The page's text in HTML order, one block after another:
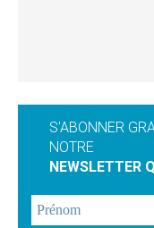
S'ABONNER
NOTRE
NEWSLETTER